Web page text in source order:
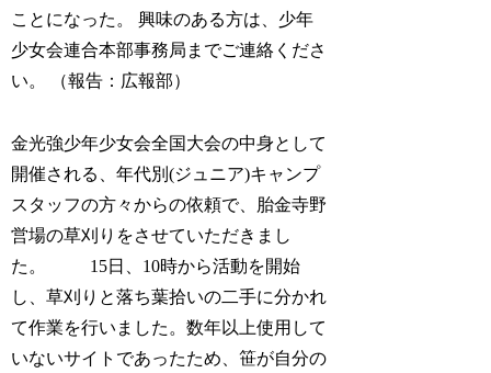
ことになった。 興味のある方は、少年
少女会連合本部事務局までご連絡くださ
い。 （報告：広報部）
金光強少年少女会全国大会の中身として
開催される、年代別(ジュニア)キャンプ
スタッフの方々からの依頼で、胎金寺野
営場の草刈りをさせていただきまし
た。 15日、10時から活動を開始
し、草刈りと落ち葉拾いの二手に分かれ
て作業を行いました。数年以上使用して
いないサイトであったため、笹が自分の